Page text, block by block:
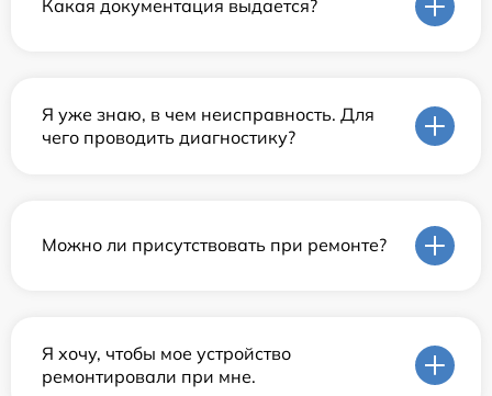
Какая документация выдается?
Я уже знаю, в чем неисправность. Для
чего проводить диагностику?
Можно ли присутствовать при ремонте?
Я хочу, чтобы мое устройство
ремонтировали при мне.